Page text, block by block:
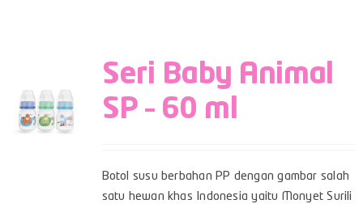
Seri Baby Animal
SP – 60 ml
Botol susu berbahan PP dengan gambar salah
satu hewan khas Indonesia yaitu Monyet Surili